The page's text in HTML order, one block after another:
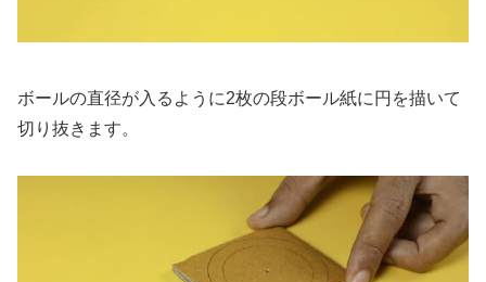
ボールの直径が入るように2枚の段ボール紙に円を描いて
切り抜きます。